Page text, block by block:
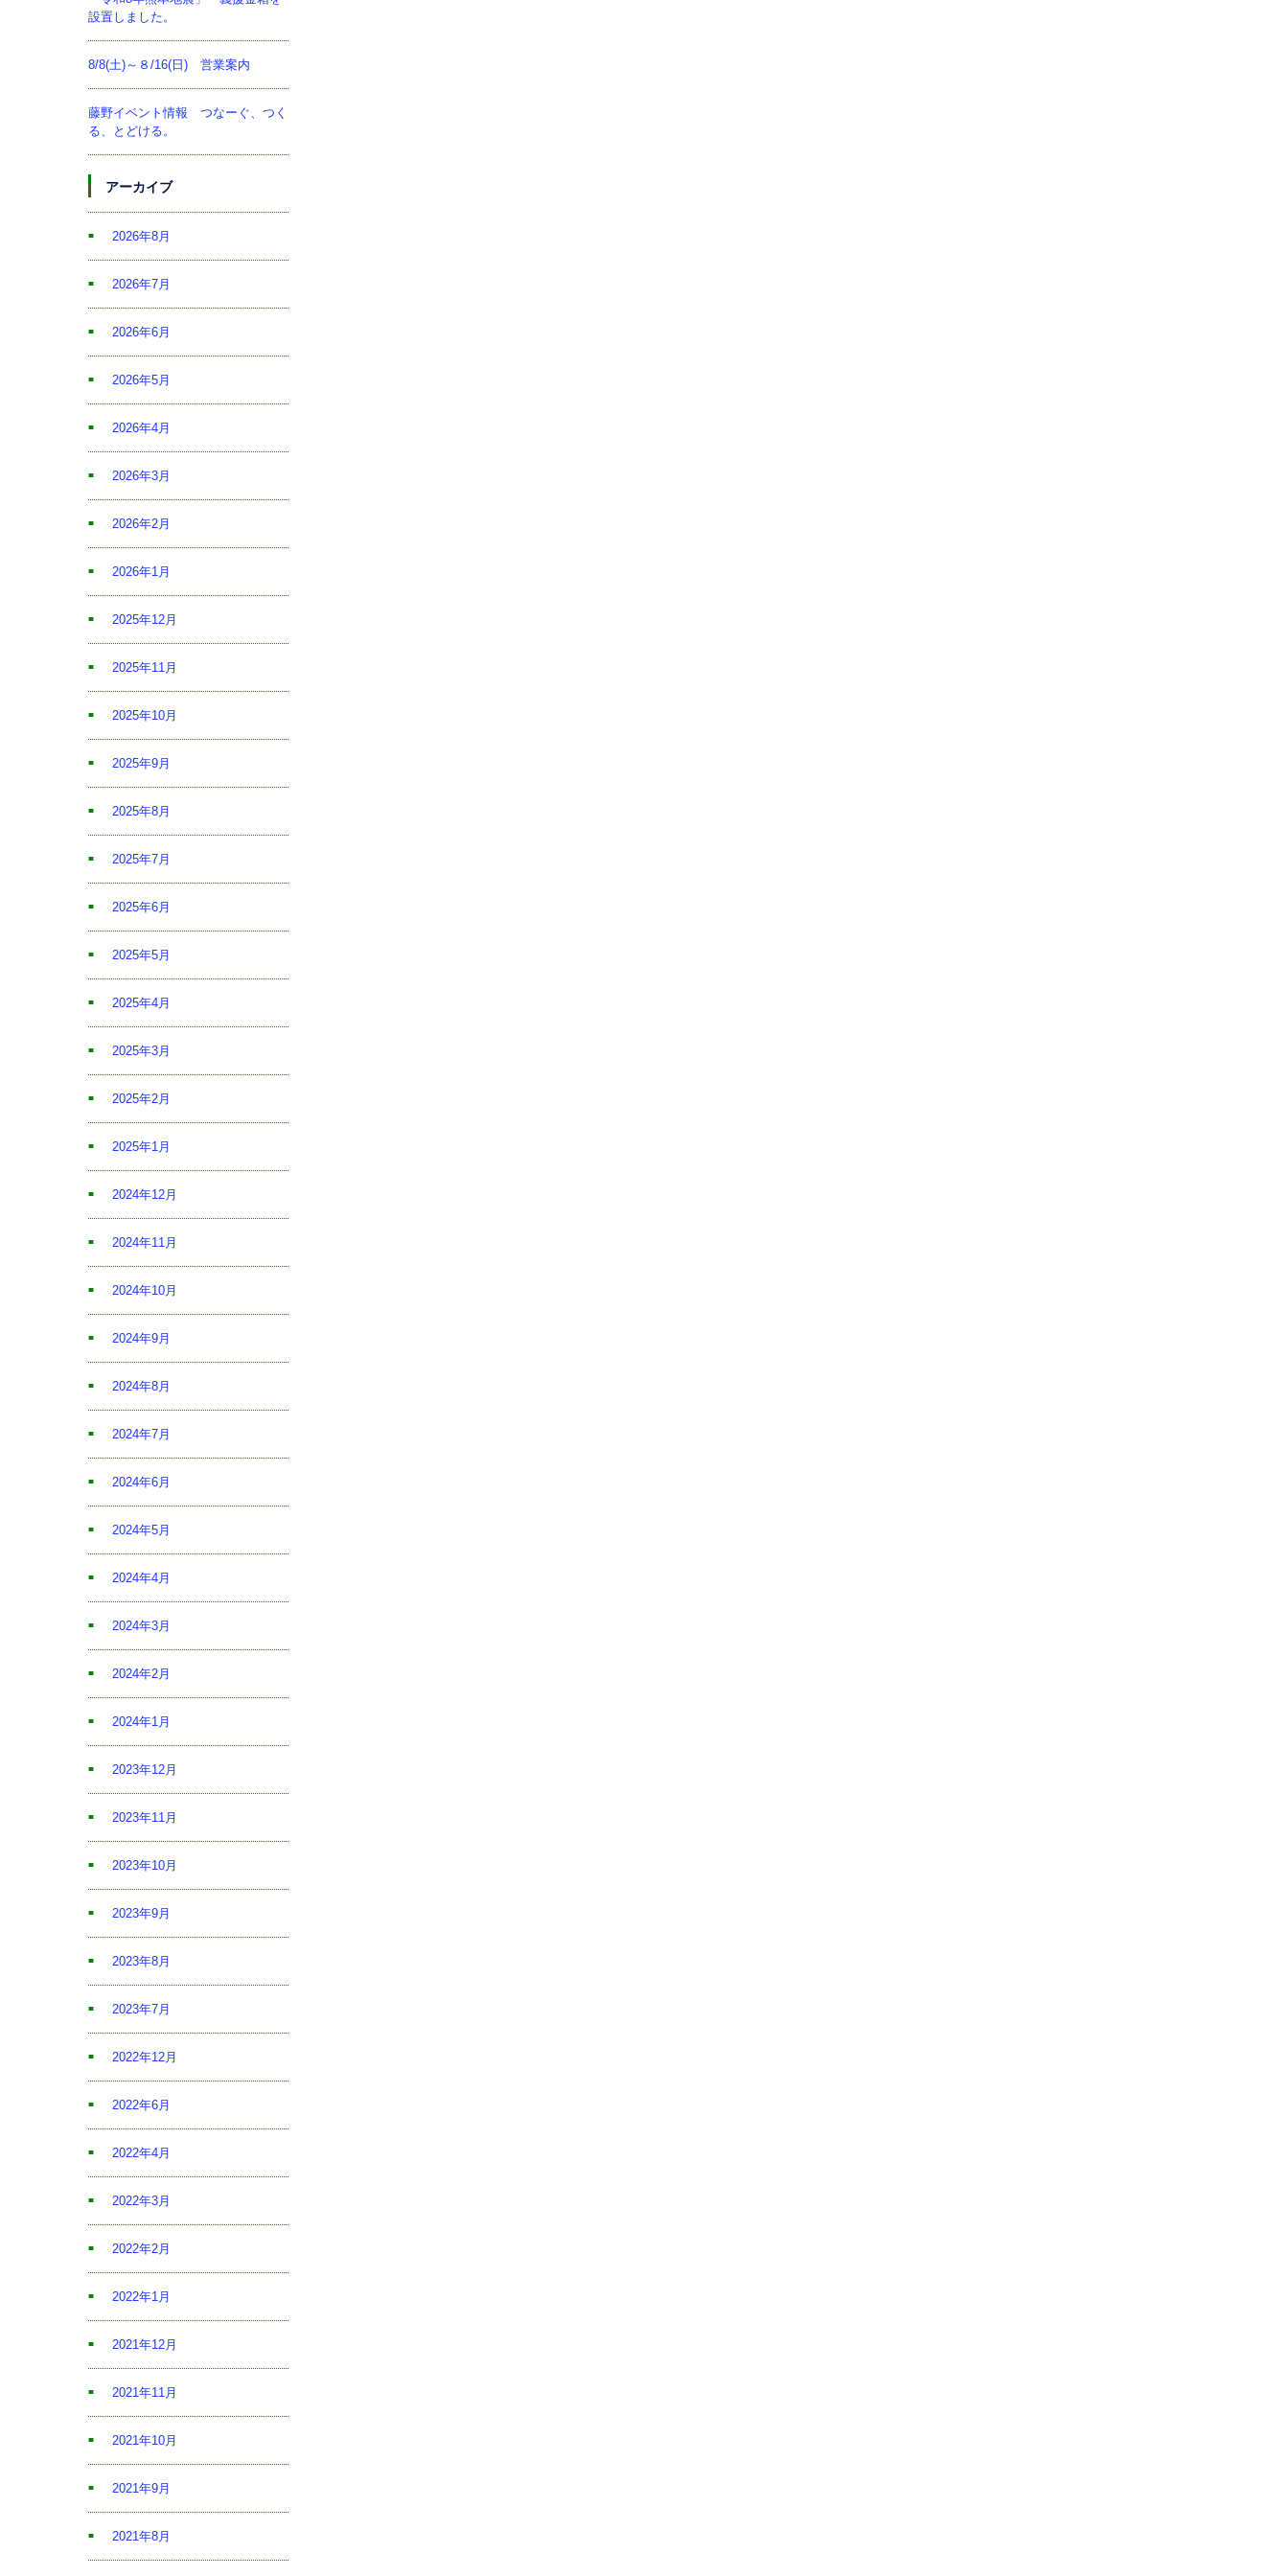
設置しました。
8/8(土)～８/16(日) 営業案内
藤野イベント情報 つなーぐ、つく
る、とどける。
アーカイブ
2026年8月
2026年7月
2026年6月
2026年5月
2026年4月
2026年3月
2026年2月
2026年1月
2025年12月
2025年11月
2025年10月
2025年9月
2025年8月
2025年7月
2025年6月
2025年5月
2025年4月
2025年3月
2025年2月
2025年1月
2024年12月
2024年11月
2024年10月
2024年9月
2024年8月
2024年7月
2024年6月
2024年5月
2024年4月
2024年3月
2024年2月
2024年1月
2023年12月
2023年11月
2023年10月
2023年9月
2023年8月
2023年7月
2022年12月
2022年6月
2022年4月
2022年3月
2022年2月
2022年1月
2021年12月
2021年11月
2021年10月
2021年9月
2021年8月